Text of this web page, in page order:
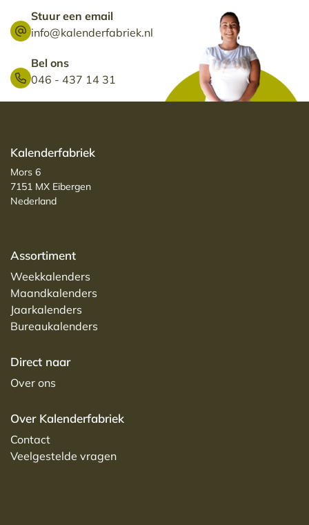
Stuur een email
info@kalenderfabriek.nl
Bel ons
046 - 437 14 31
Kalenderfabriek
Mors 6
7151 MX Eibergen
Nederland
Assortiment
Weekkalenders
Maandkalenders
Jaarkalenders
Bureaukalenders
Direct naar
Over ons
Over Kalenderfabriek
Contact
Veelgestelde vragen